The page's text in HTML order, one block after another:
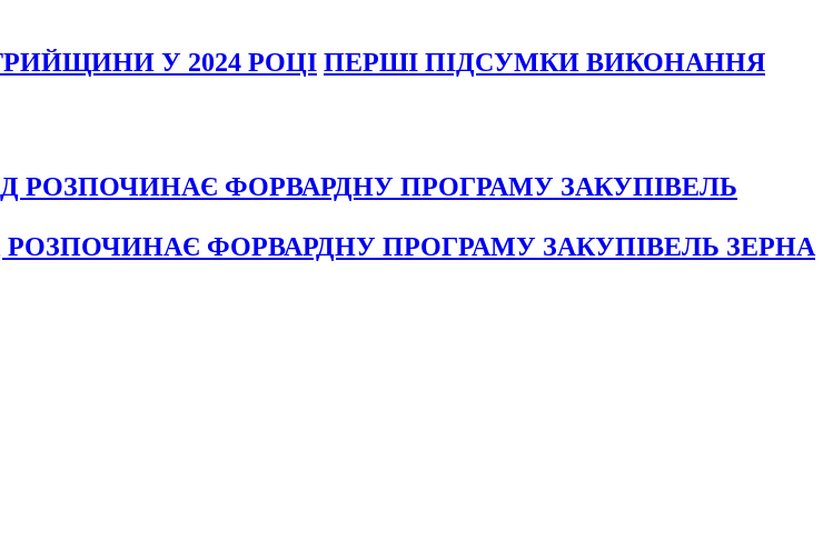
ПЕРШІ ПІДСУМКИ ВИКОНАННЯ
ФОРВАРДНУ ПРОГРАМУ ЗАКУПІВЕЛЬ ЗЕРНА